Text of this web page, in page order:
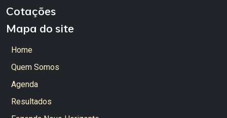
Cotações
Mapa do site
Home
Quem Somos
Agenda
Resultados